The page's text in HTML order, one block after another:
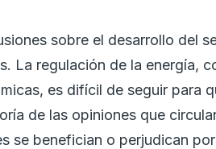
sobre el desarrollo del
La regulación de la energía,
es difícil de seguir para
de las opiniones que
se benefician o perjudican